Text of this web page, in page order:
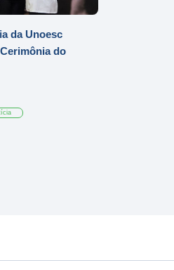
da Unoesc
do